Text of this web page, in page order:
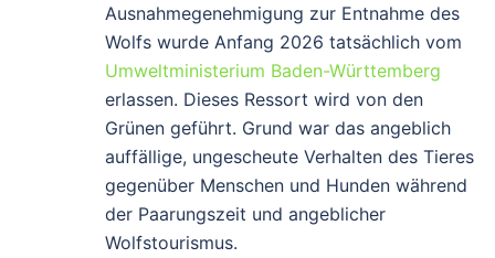
Ausnahmegenehmigung zur Entnahme des
Wolfs wurde Anfang 2026 tatsächlich vom
Umweltministerium Baden-Württemberg
erlassen. Dieses Ressort wird von den
Grünen geführt. Grund war das angeblich
auffällige, ungescheute Verhalten des Tieres
gegenüber Menschen und Hunden während
der Paarungszeit und angeblicher
Wolfstourismus.